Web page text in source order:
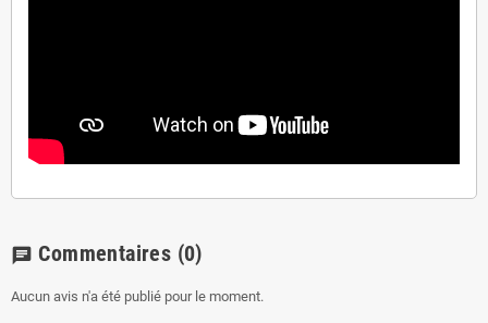
chat Commentaires (0)
Aucun avis n'a été publié pour le moment.